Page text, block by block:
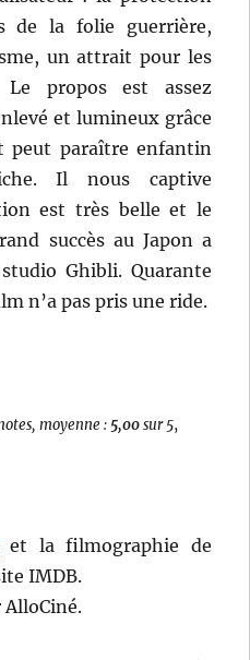
de la folie guerrière,
un attrait pour les
Le propos est assez
et lumineux grâce
peut paraître enfantin
Il nous captive
est très belle et le
succès au Japon a
Ghibli. Quarante
n’a pas pris une ride.
moyenne : 5,00sur 5,
et la filmographie de
IMDB.
AlloCiné.